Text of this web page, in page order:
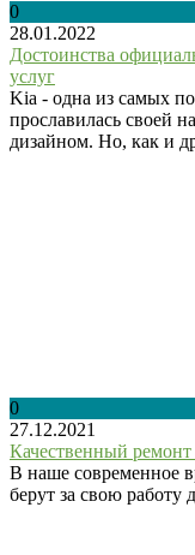
0
28.01.2022
Достоинства
услуг
Kia - одна из самых
прославилась своей
дизайном. Но, как и
0
27.12.2021
Качественный
В наше современное
берут за свою работу